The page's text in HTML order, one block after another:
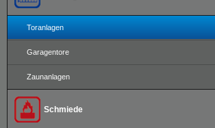
Toranlagen
Garagentore
Zaunanlagen
Schmiede